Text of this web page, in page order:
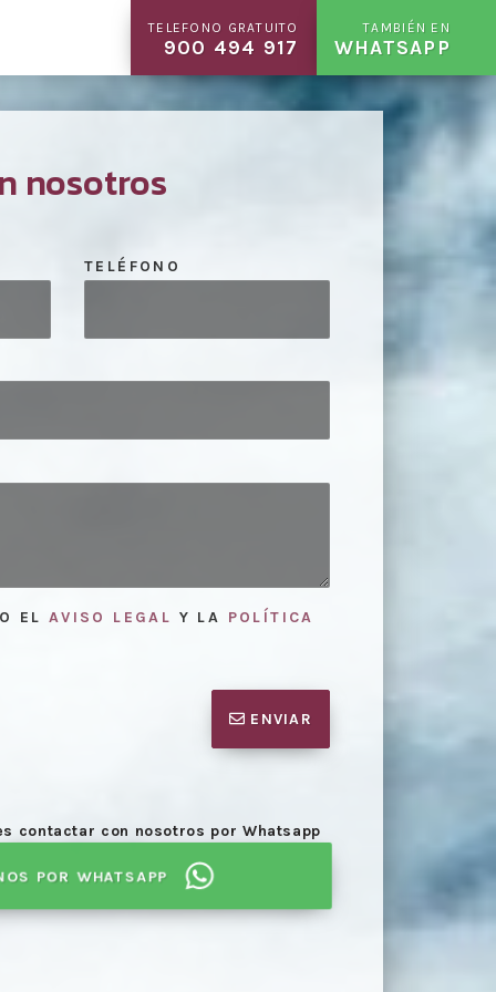
TELEFONO GRATUITO
900 494 917
TAMBIÉN EN
WHATSAPP
nosotros
TELÉFONO
EL AVISO LEGAL Y LA POLÍTICA
ENVIAR
contactar con nosotros por Whatsapp
POR WHATSAPP